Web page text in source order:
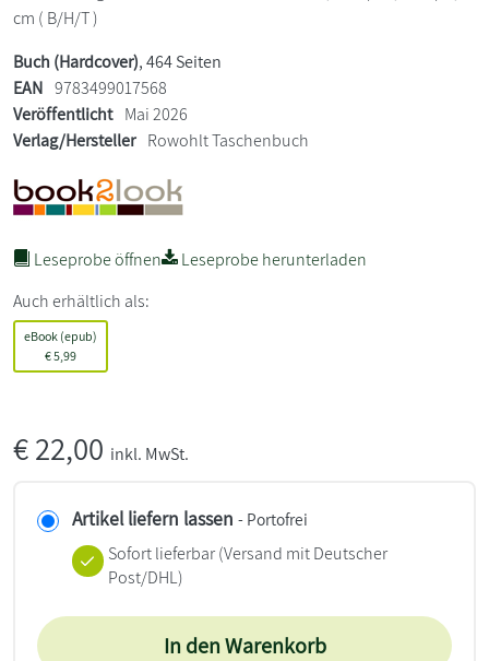
cm ( B/H/T )
Buch (Hardcover), 464 Seiten
EAN 9783499017568
Veröffentlicht Mai 2026
Verlag/Hersteller Rowohlt Taschenbuch
Leseprobe öffnen
Leseprobe herunterladen
Auch erhältlich als:
eBook (epub)
€5,99
€22,00 inkl. MwSt.
Artikel liefern lassen - Portofrei
Sofort lieferbar(Versand mit Deutscher
Post/DHL)
In den Warenkorb